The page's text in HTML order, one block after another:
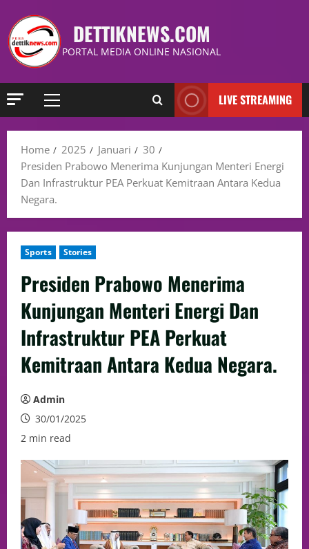
DETTIKNEWS.COM
PORTAL MEDIA ONLINE NASIONAL
LIVE STREAMING
Home 2025 Januari
30
Presiden Prabowo Menerima Kunjungan Menteri Energi
Dan Infrastruktur PEA Perkuat Kemitraan Antara Kedua
Negara.
Sports Stories
Presiden Prabowo Menerima
Kunjungan Menteri Energi Dan
Infrastruktur PEA Perkuat
Kemitraan Antara Kedua Negara.
Admin
30/01/2025
2 min read